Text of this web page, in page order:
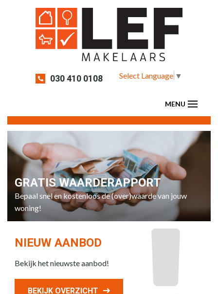
030 410 0108 Select Language ▼
GRATIS WAARDERAPPORT
Bepaal snel en kostenloos de (over)waarde van jouw
woning!
NIEUW AANBOD
Bekijk het nieuwste aanbod!
BEKIJK OVERZICHT